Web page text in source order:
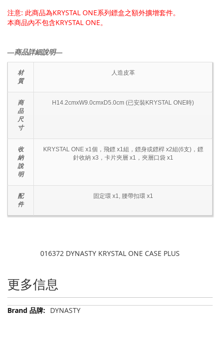
注意: 此商品為KRYSTAL ONE系列鏢盒之額外擴增套件。
本商品內不包含KRYSTAL ONE。
―商品詳細說明―
材
質
人造皮革
商
品
尺
寸
H14.2cmxW9.0cmxD5.0cm (已安裝KRYSTAL ONE時)
收
納
說
明
KRYSTAL ONE x1個，飛鏢 x1組，鏢身或鏢桿 x2組(6支)，鏢
針收納 x3，卡片夾層 x1，夾層口袋 x1
配
件
固定環 x1, 腰帶扣環 x1
016372 DYNASTY KRYSTAL ONE CASE PLUS
更多信息
更
DYNASTY